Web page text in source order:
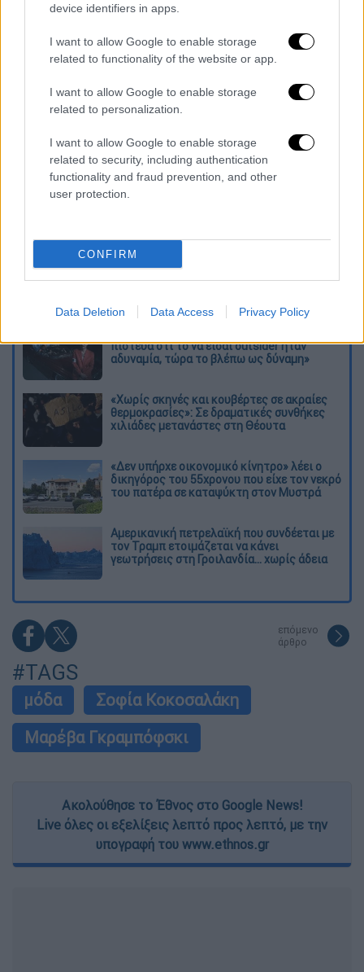
device identifiers in apps.
I want to allow Google to enable storage
related to functionality of the website or app.
I want to allow Google to enable storage
related to personalization.
I want to allow Google to enable storage
related to security, including authentication
functionality and fraud prevention, and other
user protection.
CONFIRM
Data Deletion Data Access Privacy Policy
(@marevagrabowskimitsotaki)
Διαβάστε ακόμη
πίστευα ότι το να είσαι outsider ήταν
αδυναμία, τώρα το βλέπω ως δύναμη»
«Χωρίς σκηνές και κουβέρτες σε ακραίες
θερμοκρασίες»: Σε δραματικές συνθήκες
χιλιάδες μετανάστες στη Θέουτα
«Δεν υπήρχε οικονομικό κίνητρο» λέει ο
δικηγόρος του 55χρονου που είχε τον νεκρό
του πατέρα σε καταψύκτη στον Μυστρά
Αμερικανική πετρελαϊκή που συνδέεται με
τον Τραμπ ετοιμάζεται να κάνει
γεωτρήσεις στη Γροιλανδία... χωρίς άδεια
επόμενο
άρθρο
#TAGS
μόδα
Σοφία Κοκοσαλάκη
Μαρέβα Γκραμπόφσκι
Ακολούθησε το Έθνος στο Google News!
Live όλες οι εξελίξεις λεπτό προς λεπτό, με την
υπογραφή του www.ethnos.gr